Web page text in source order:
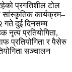
प्रगतिशील टोल
सांस्कृतिक कार्यक्रम–
गते दुई दिनसम्म
नृत्य प्रतियोगिता,
प्रतियोगिता र पैसेरु
सञ्चालन